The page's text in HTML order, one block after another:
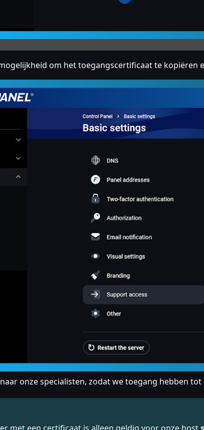
om het toegangscertificaat te kopiëren
onze specialisten, zodat we toegang hebben tot
met een certificaat is alleen geldig voor onze host